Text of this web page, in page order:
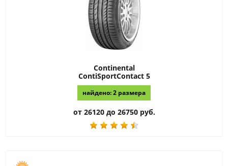
Continental
ContiSportContact 5
найдено: 2 размера
от 26120 до 26750 руб.